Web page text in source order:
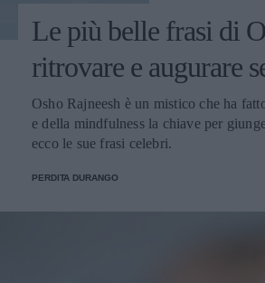
Le più belle frasi di
ritrovare e augurare
Osho Rajneesh è un mistico che ha
e della mindfulness la chiave per
ecco le sue frasi celebri.
PERDITA DURANGO